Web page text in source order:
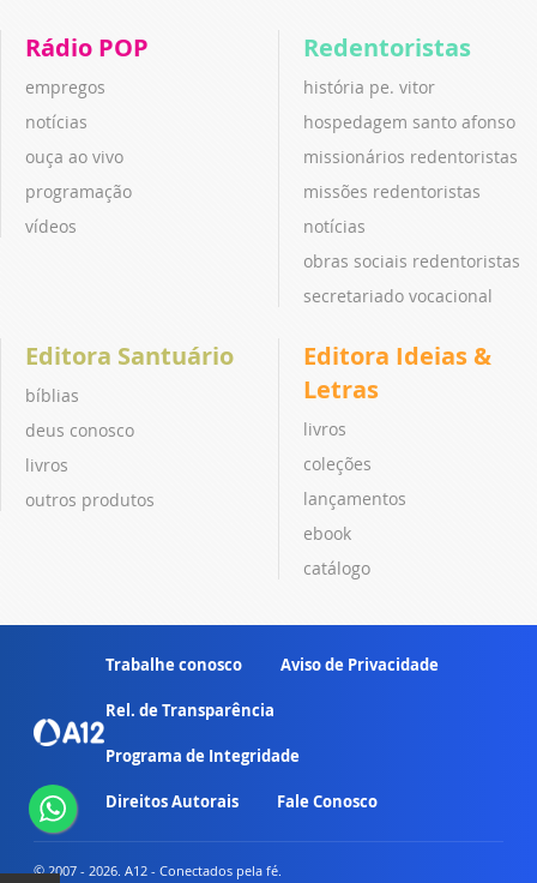
Rádio POP
empregos
notícias
ouça ao vivo
programação
vídeos
Redentoristas
história pe. vitor
hospedagem santo afonso
missionários redentoristas
missões redentoristas
notícias
obras sociais redentoristas
secretariado vocacional
Editora Santuário
bíblias
deus conosco
livros
outros produtos
Editora Ideias &
Letras
livros
coleções
lançamentos
ebook
catálogo
Trabalhe conosco Aviso de Privacidade
Rel. de Transparência
Programa de Integridade
Direitos Autorais Fale Conosco
© 2007 - 2026. A12 - Conectados pela fé.